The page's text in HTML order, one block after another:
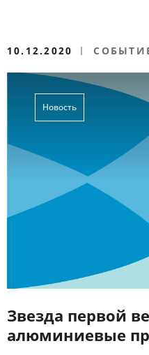
10.12.2020
Новость
Звезда первой
алюминиевые